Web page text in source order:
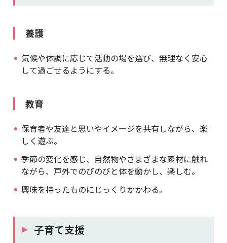
養護
気候や体調に応じて活動の場を選び、無理なく安心
して過ごせるようにする。
教育
保育者や友達と思いやイメージを共有しながら、楽
しく遊ぶ。
季節の変化を感じ、自然物やさまざまな素材に触れ
ながら、戸外でのびのびと体を動かし、楽しむ。
興味を持ったものにじっくりかかわる。
子育て支援